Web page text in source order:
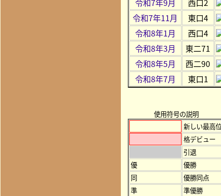
令和7年9月
西口2
令和7年11月
東口4
令和8年1月
西口4
令和8年3月
東二71
令和8年5月
西二90
令和8年7月
東口1
使用符号の説明
新しい最高
格デビュー
引退
優
優勝
同
優勝同点
準
準優勝